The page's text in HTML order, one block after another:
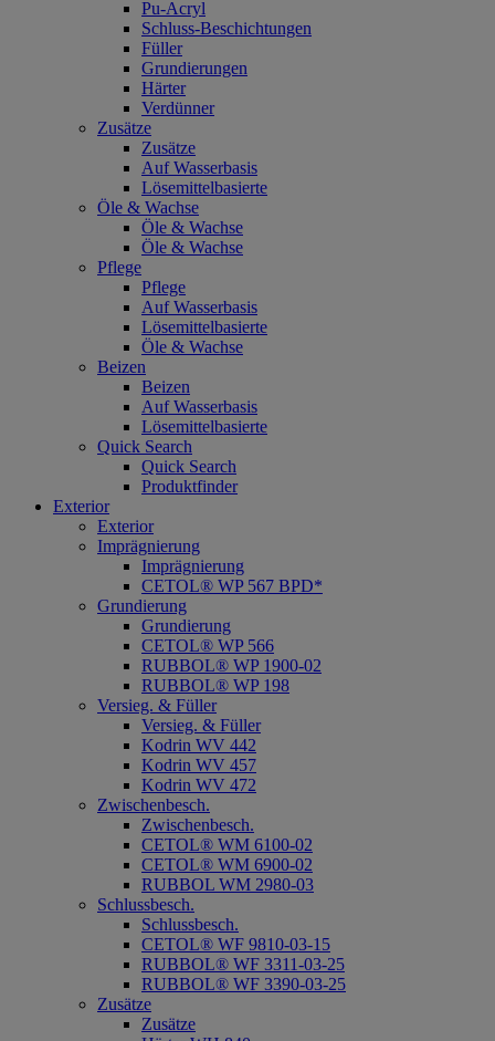
Pu-Acryl
Schluss-Beschichtungen
Füller
Grundierungen
Härter
Verdünner
Zusätze
Zusätze
Auf Wasserbasis
Lösemittelbasierte
Öle & Wachse
Öle & Wachse
Öle & Wachse
Pflege
Pflege
Auf Wasserbasis
Lösemittelbasierte
Öle & Wachse
Beizen
Beizen
Auf Wasserbasis
Lösemittelbasierte
Quick Search
Quick Search
Produktfinder
Exterior
Exterior
Imprägnierung
Imprägnierung
CETOL® WP 567 BPD*
Grundierung
Grundierung
CETOL® WP 566
RUBBOL® WP 1900-02
RUBBOL® WP 198
Versieg. & Füller
Versieg. & Füller
Kodrin WV 442
Kodrin WV 457
Kodrin WV 472
Zwischenbesch.
Zwischenbesch.
CETOL® WM 6100-02
CETOL® WM 6900-02
RUBBOL WM 2980-03
Schlussbesch.
Schlussbesch.
CETOL® WF 9810-03-15
RUBBOL® WF 3311-03-25
RUBBOL® WF 3390-03-25
Zusätze
Zusätze